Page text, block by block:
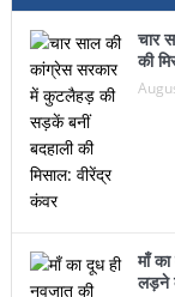
चार
की
माँ
लड़ने